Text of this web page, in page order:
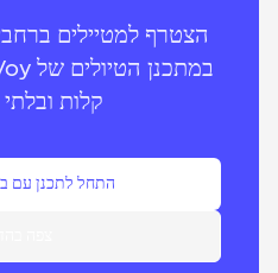
הצטרף למטיילים
קלות
התחל לתכנן עם